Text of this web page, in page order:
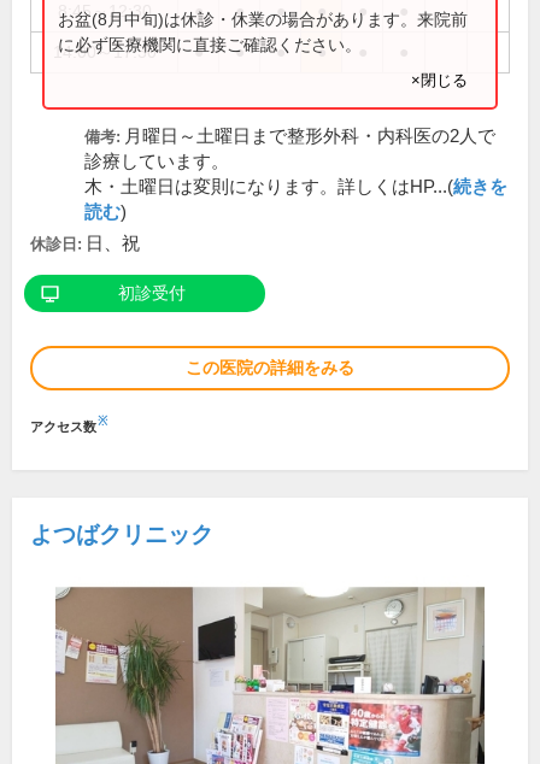
8:45～12:30 ● ● ● ● ●
14:00～17:30 ● ● ● ●
お盆(8月中旬)は休診・休業の場合があります。来院前
に必ず医療機関に直接ご確認ください。
×閉じる
備考: 月曜日～土曜日まで整形外科・内科医の2人で
診療しています。
木・土曜日は変則になります。詳しくはHP...(続きを
読む)
休診日: 日、祝
初診受付
この医院の詳細をみる
アクセス数※
よつばクリニック